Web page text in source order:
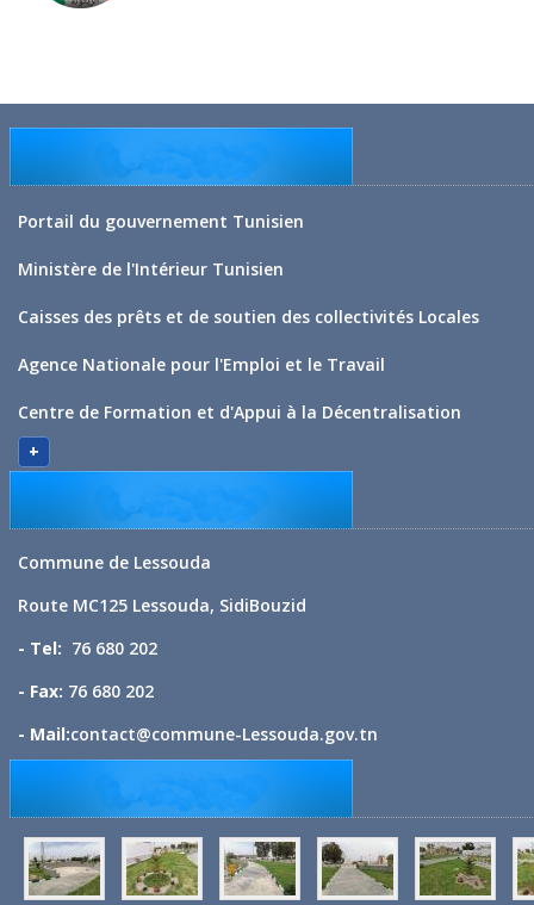
Portail du gouvernement Tunisien
Ministère de l'Intérieur Tunisien
Caisses des prêts et de soutien des collectivités Locales
Agence Nationale pour l'Emploi et le Travail
Centre de Formation et d'Appui à la Décentralisation
+
Commune de Lessouda
Route MC125 Lessouda, SidiBouzid
- Tel: 76 680 202
- Fax: 76 680 202
- Mail:contact@commune-Lessouda.gov.tn